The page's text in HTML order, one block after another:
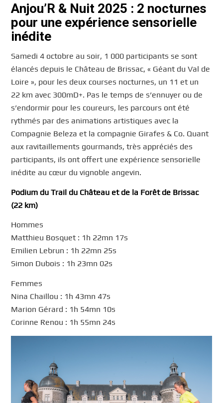
Anjou’R & Nuit 2025 : 2 nocturnes
pour une expérience sensorielle
inédite
Samedi 4 octobre au soir, 1 000 participants se sont
élancés depuis le Château de Brissac, « Géant du Val de
Loire », pour les deux courses nocturnes, un 11 et un
22 km avec 300mD+. Pas le temps de s’ennuyer ou de
s’endormir pour les coureurs, les parcours ont été
rythmés par des animations artistiques avec la
Compagnie Beleza et la compagnie Girafes & Co. Quant
aux ravitaillements gourmands, très appréciés des
participants, ils ont offert une expérience sensorielle
inédite au cœur du vignoble angevin.
Podium du Trail du Château et de la Forêt de Brissac
(22 km)
Hommes
Matthieu Bosquet : 1h 22mn 17s
Emilien Lebrun : 1h 22mn 25s
Simon Dubois : 1h 23mn 02s
Femmes
Nina Chaillou : 1h 43mn 47s
Marion Gérard : 1h 54mn 10s
Corinne Renou : 1h 55mn 24s